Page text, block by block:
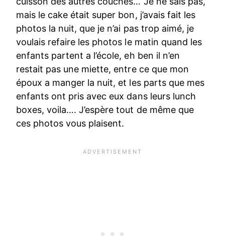
mais le cake était super bon, j’avais fait les
photos la nuit, que je n’ai pas trop aimé, je
voulais refaire les photos le matin quand les
enfants partent a l’école, eh ben il n’en
restait pas une miette, entre ce que mon
époux a manger la nuit, et les parts que mes
enfants ont pris avec eux dans leurs lunch
boxes, voila…. J’espère tout de même que
ces photos vous plaisent.